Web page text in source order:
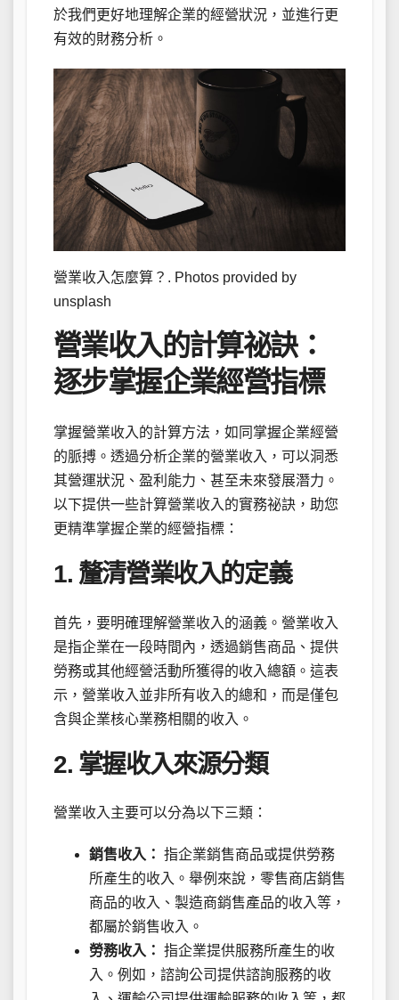
於我們更好地理解企業的經營狀況，並進行更
有效的財務分析。
營業收入怎麼算？. Photos provided by
unsplash
營業收入的計算祕訣：
逐步掌握企業經營指標
掌握營業收入的計算方法，如同掌握企業經營
的脈搏。透過分析企業的營業收入，可以洞悉
其營運狀況、盈利能力、甚至未來發展潛力。
以下提供一些計算營業收入的實務祕訣，助您
更精準掌握企業的經營指標：
1. 釐清營業收入的定義
首先，要明確理解營業收入的涵義。營業收入
是指企業在一段時間內，透過銷售商品、提供
勞務或其他經營活動所獲得的收入總額。這表
示，營業收入並非所有收入的總和，而是僅包
含與企業核心業務相關的收入。
2. 掌握收入來源分類
營業收入主要可以分為以下三類：
銷售收入： 指企業銷售商品或提供勞務
所產生的收入。舉例來說，零售商店銷售
商品的收入、製造商銷售產品的收入等，
都屬於銷售收入。
勞務收入： 指企業提供服務所產生的收
入。例如，諮詢公司提供諮詢服務的收